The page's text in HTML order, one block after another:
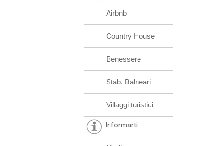
Airbnb
Country House
Benessere
Stab. Balneari
Villaggi turistici
Informarti